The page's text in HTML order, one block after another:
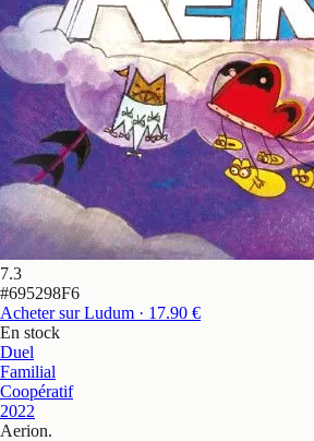
7.3
#695298F6
Acheter sur Ludum · 17.90 €
En stock
Duel
Familial
Coopératif
2022
Aerion.